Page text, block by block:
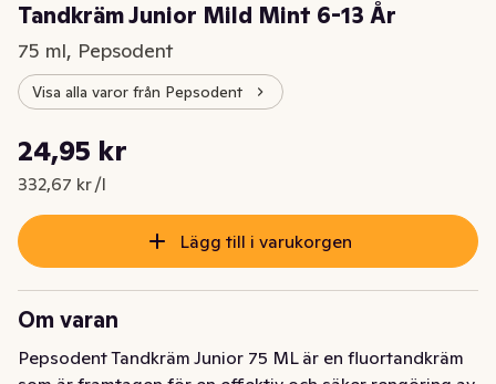
Tandkräm Junior Mild Mint 6-13 År
75 ml, Pepsodent
Visa alla varor från Pepsodent
Nuvarande pris är: 24,95 kr
24,95 kr
332,67 kr /l
Styckpris: 332,67 kr /l
Lägg till i varukorgen
Om varan
Pepsodent Tandkräm Junior 75 ML är en fluortandkräm